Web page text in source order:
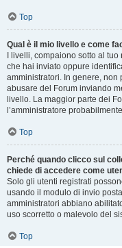
Top
Qual è il mio livello e come
I livelli, compaiono sotto al
che hai inviato oppure
amministratori. In genere,
abusare del Forum inviando
livello. La maggior parte dei
l’amministratore
Top
Perché quando clicco sul
chiede di accedere come
Solo gli utenti registrati
usando il modulo di invio
amministratori abbiano
uso scorretto o malevolo del
Top